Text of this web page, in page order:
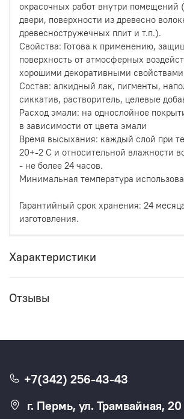
окрасочных работ внутри помещений
двери, поверхности из древесно
древесностружечных плит и т.п.).
Свойства: Готова к применению,
поверхность от атмосферных
хорошими декоративными
Состав: алкидный лак, пигменты,
сиккатив, растворитель, целевые
Расход эмали: на однослойное
в зависимости от цвета эмали
Время высыхания: каждый слой при
20+-2 С и относительной влажности
- не более 24 часов.
Минимальная температура
Гарантийный срок хранения: 24
изготовления.
Характеристики
Отзывы
+7(342) 256-43-43
г. Пермь, ул. Трамвайная, 20